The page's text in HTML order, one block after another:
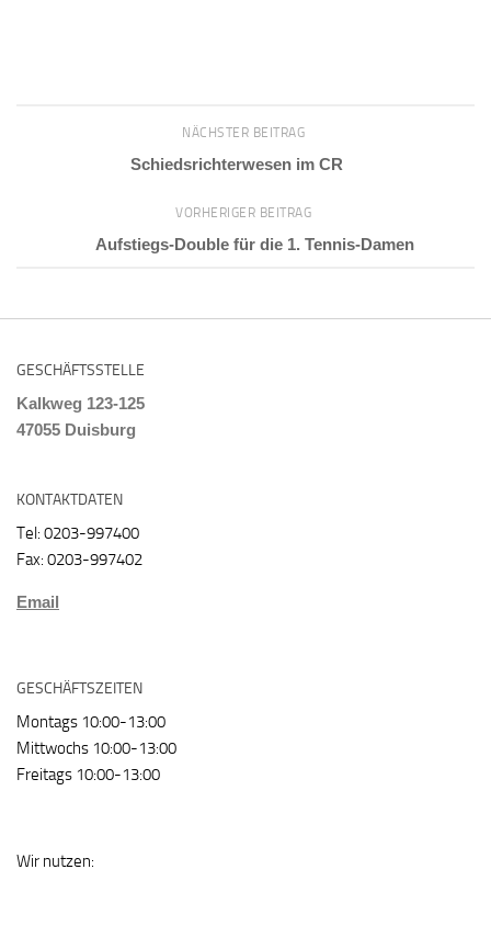
NÄCHSTER BEITRAG
Schiedsrichterwesen im CR
VORHERIGER BEITRAG
Aufstiegs-Double für die 1. Tennis-Damen
GESCHÄFTSSTELLE
Kalkweg 123-125
47055 Duisburg
KONTAKTDATEN
Tel: 0203-997400
Fax: 0203-997402
Email
GESCHÄFTSZEITEN
Montags 10:00-13:00
Mittwochs 10:00-13:00
Freitags 10:00-13:00
Wir nutzen: